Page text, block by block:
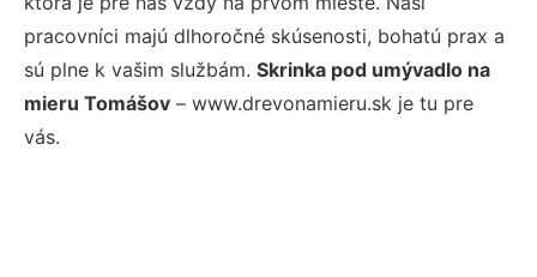
pracovníci majú dlhoročné skúsenosti, bohatú prax a
sú plne k vašim službám. Skrinka pod umývadlo na
mieru Tomášov – www.drevonamieru.sk je tu pre
vás.